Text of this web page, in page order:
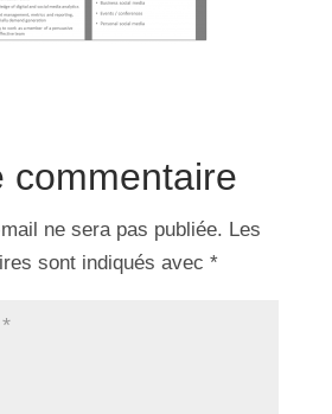
commentaire
ne sera pas publiée. Les
sont indiqués avec *